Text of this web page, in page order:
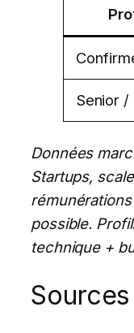
Senior /
Données
Startups,
possible.
technique +
Sources